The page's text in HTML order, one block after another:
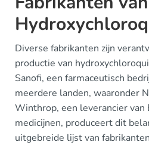
Diverse fabrikanten zijn
productie van
Sanofi, een farmaceutisch
meerdere landen, waaronder
Winthrop, een leverancier van
medicijnen, produceert dit
uitgebreide lijst van